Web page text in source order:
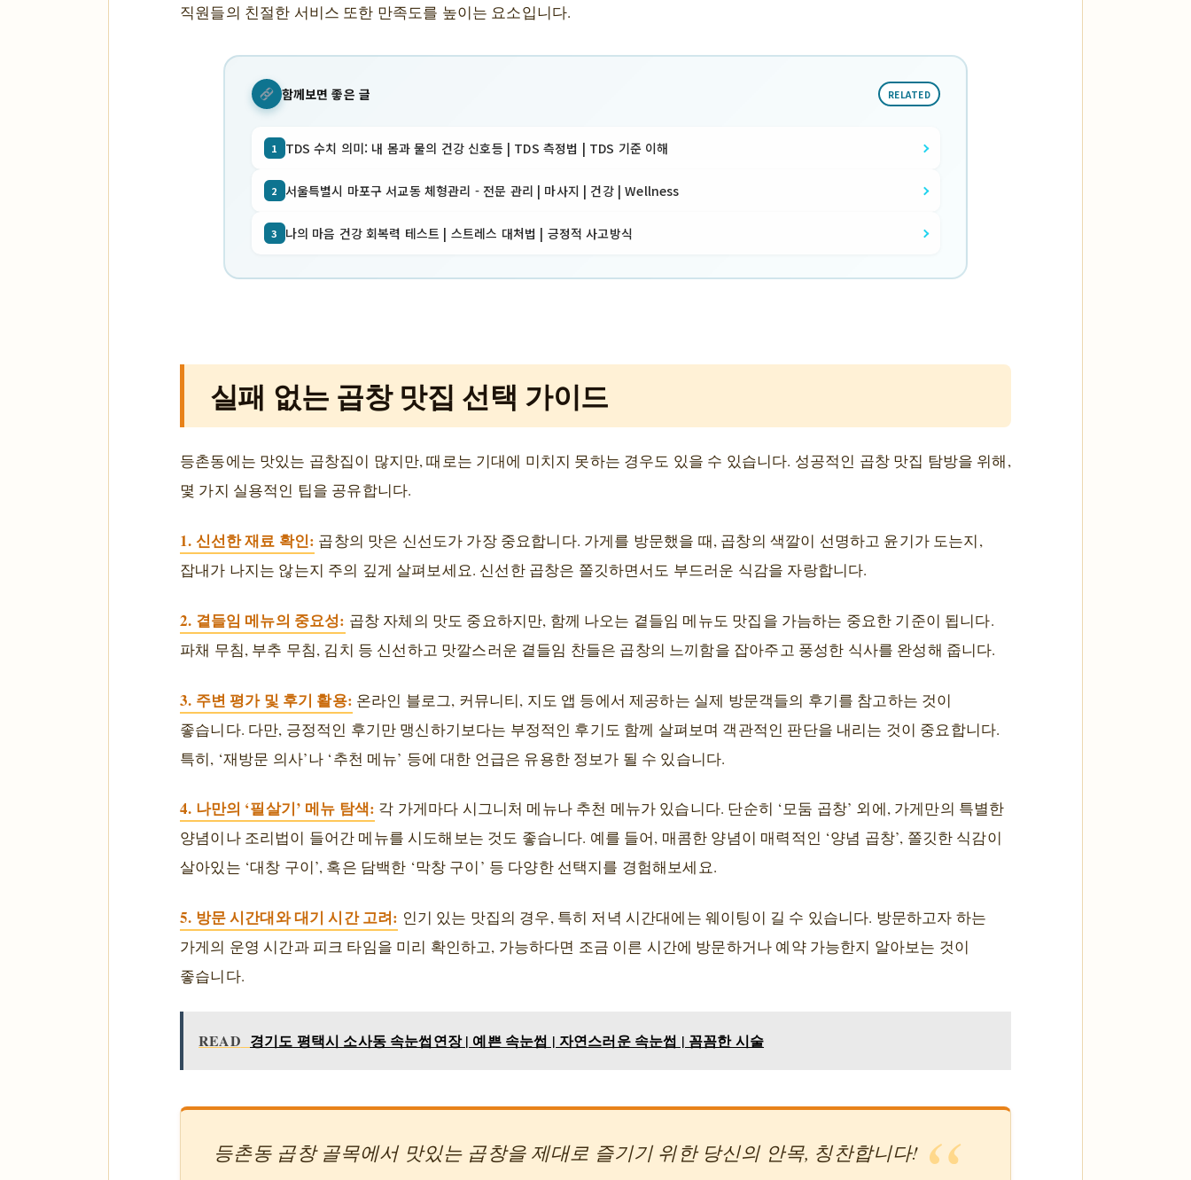
직원들의 친절한 서비스 또한 만족도를 높이는 요소입니다.
함께보면 좋은 글 RELATED
1 TDS 수치 의미: 내 몸과 물의 건강 신호등 | TDS 측정법 | TDS 기준 이해
2 서울특별시 마포구 서교동 체형관리 - 전문 관리 | 마사지 | 건강 | Wellness
3 나의 마음 건강 회복력 테스트 | 스트레스 대처법 | 긍정적 사고방식
실패 없는 곱창 맛집 선택 가이드
등촌동에는 맛있는 곱창집이 많지만, 때로는 기대에 미치지 못하는 경우도 있을 수 있습니다. 성공적인 곱창 맛집 탐방을 위해,
몇 가지 실용적인 팁을 공유합니다.
1. 신선한 재료 확인: 곱창의 맛은 신선도가 가장 중요합니다. 가게를 방문했을 때, 곱창의 색깔이 선명하고 윤기가 도는지,
잡내가 나지는 않는지 주의 깊게 살펴보세요. 신선한 곱창은 쫄깃하면서도 부드러운 식감을 자랑합니다.
2. 곁들임 메뉴의 중요성: 곱창 자체의 맛도 중요하지만, 함께 나오는 곁들임 메뉴도 맛집을 가늠하는 중요한 기준이 됩니다.
파채 무침, 부추 무침, 김치 등 신선하고 맛깔스러운 곁들임 찬들은 곱창의 느끼함을 잡아주고 풍성한 식사를 완성해 줍니다.
3. 주변 평가 및 후기 활용: 온라인 블로그, 커뮤니티, 지도 앱 등에서 제공하는 실제 방문객들의 후기를 참고하는 것이
좋습니다. 다만, 긍정적인 후기만 맹신하기보다는 부정적인 후기도 함께 살펴보며 객관적인 판단을 내리는 것이 중요합니다.
특히, ‘재방문 의사’나 ‘추천 메뉴’ 등에 대한 언급은 유용한 정보가 될 수 있습니다.
4. 나만의 ‘필살기’ 메뉴 탐색: 각 가게마다 시그니처 메뉴나 추천 메뉴가 있습니다. 단순히 ‘모둠 곱창’ 외에, 가게만의 특별한
양념이나 조리법이 들어간 메뉴를 시도해보는 것도 좋습니다. 예를 들어, 매콤한 양념이 매력적인 ‘양념 곱창’, 쫄깃한 식감이
살아있는 ‘대창 구이’, 혹은 담백한 ‘막창 구이’ 등 다양한 선택지를 경험해보세요.
5. 방문 시간대와 대기 시간 고려: 인기 있는 맛집의 경우, 특히 저녁 시간대에는 웨이팅이 길 수 있습니다. 방문하고자 하는
가게의 운영 시간과 피크 타임을 미리 확인하고, 가능하다면 조금 이른 시간에 방문하거나 예약 가능한지 알아보는 것이
좋습니다.
READ 경기도 평택시 소사동 속눈썹연장 | 예쁜 속눈썹 | 자연스러운 속눈썹 | 꼼꼼한 시술
등촌동 곱창 골목에서 맛있는 곱창을 제대로 즐기기 위한 당신의 안목, 칭찬합니다!